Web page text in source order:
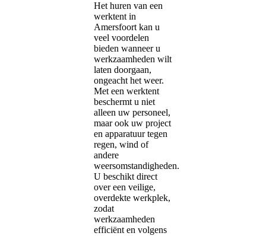
Het huren van een
werktent in
Amersfoort kan u
veel voordelen
bieden wanneer u
werkzaamheden wilt
laten doorgaan,
ongeacht het weer.
Met een werktent
beschermt u niet
alleen uw personeel,
maar ook uw project
en apparatuur tegen
regen, wind of
andere
weersomstandigheden.
U beschikt direct
over een veilige,
overdekte werkplek,
zodat
werkzaamheden
efficiënt en volgens